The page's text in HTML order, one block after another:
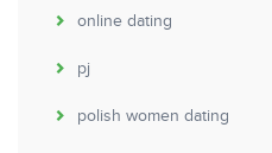
online dating
pj
polish women dating